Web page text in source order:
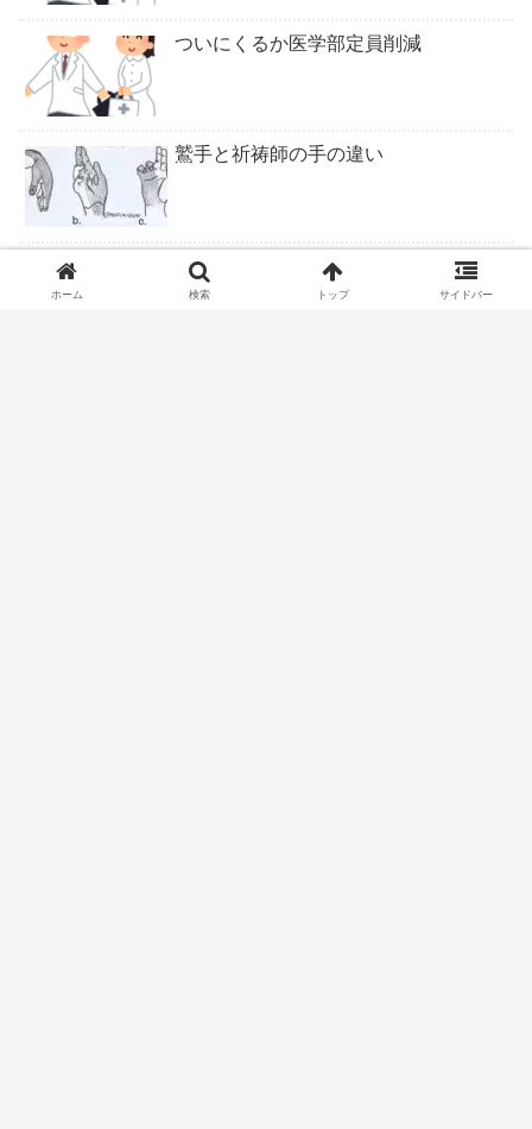
ついにくるか医学部定員削減
鷲手と祈祷師の手の違い
ロキソニンテープは腰痛症に適応なし
ホーム 検索 トップ サイドバー